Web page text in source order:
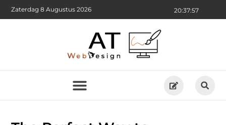
20:37:59
Zaterdag 8 Augustus 2026